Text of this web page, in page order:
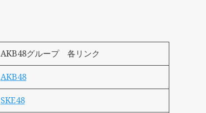
AKB48グループ 各リンク
AKB48
SKE48